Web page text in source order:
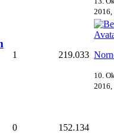
1 219.033
10.
0 152.134